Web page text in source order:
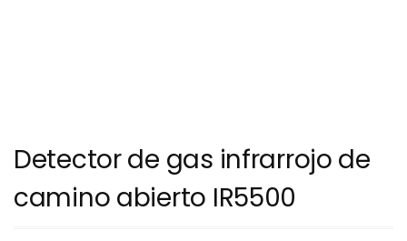
Detector de gas infrarrojo de
camino abierto IR5500